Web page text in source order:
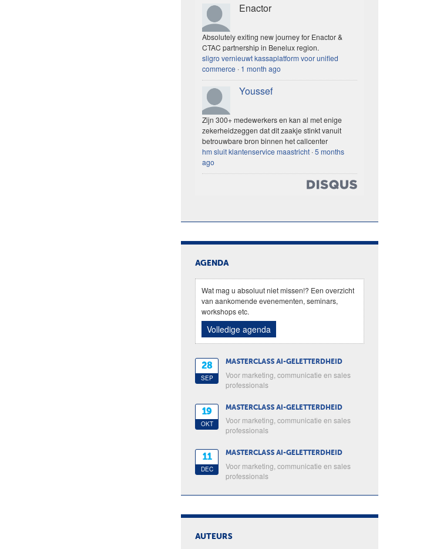
Enactor
Absolutely exiting new journey for Enactor &
CTAC partnership in Benelux region.
sligro vernieuwt kassaplatform voor unified
commerce · 1 month ago
Youssef
Zijn 300+ medewerkers en kan al met enige
zekerheidzeggen dat dit zaakje stinkt vanuit
betrouwbare bron binnen het callcenter
hm sluit klantenservice maastricht ·5 months
ago
AGENDA
Wat mag u absoluut niet missen!? Een overzicht
van aankomende evenementen, seminars,
workshops etc.
Volledige agenda
28
SEP
MASTERCLASS AI-GELETTERDHEID
Voor marketing, communicatie en sales
professionals
19
OKT
MASTERCLASS AI-GELETTERDHEID
Voor marketing, communicatie en sales
professionals
11
DEC
MASTERCLASS AI-GELETTERDHEID
Voor marketing, communicatie en sales
professionals
AUTEURS